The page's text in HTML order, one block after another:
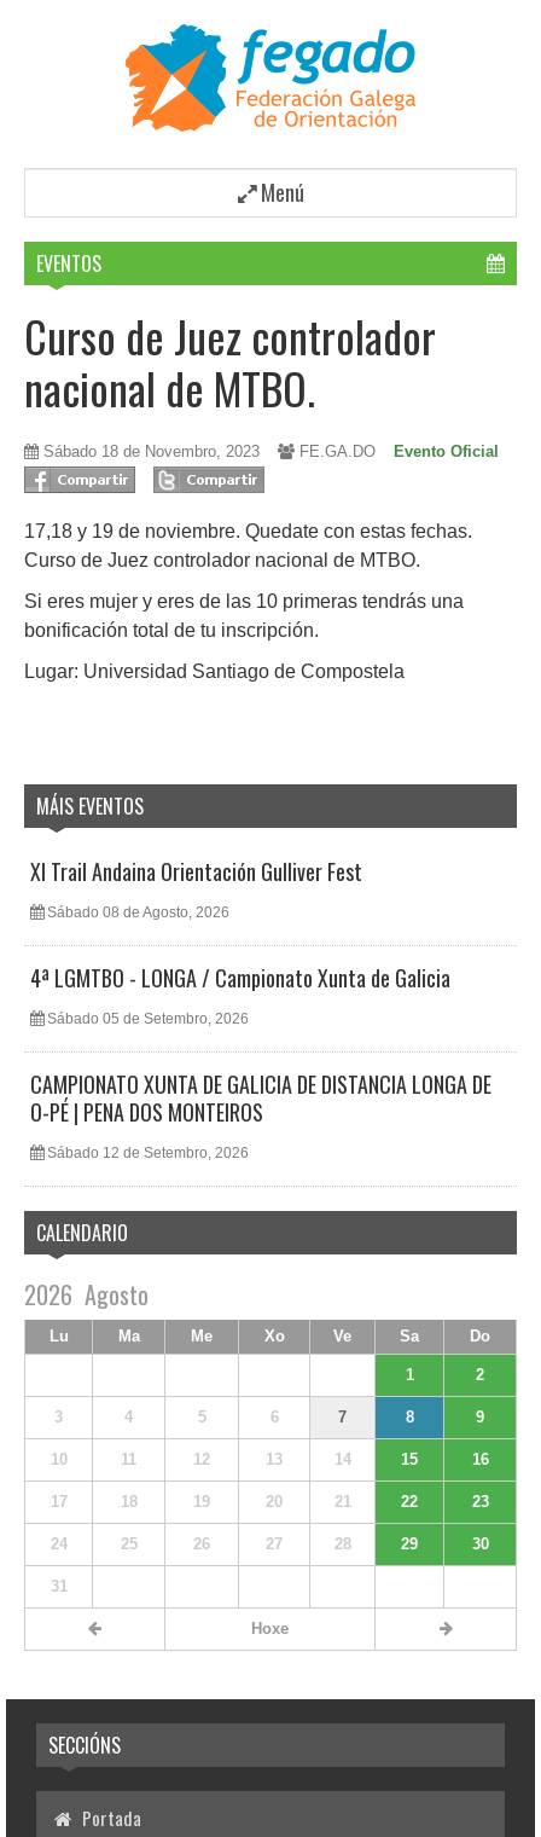
Menú
EVENTOS
Curso de Juez controlador
nacional de MTBO.
Sábado 18 de Novembro, 2023 FE.GA.DO Evento Oficial
17,18 y 19 de noviembre. Quedate con estas fechas.
Curso de Juez controlador nacional de MTBO.
Si eres mujer y eres de las 10 primeras tendrás una
bonificación total de tu inscripción.
Lugar: Universidad Santiago de Compostela
MÁIS EVENTOS
XI Trail Andaina Orientación Gulliver Fest
Sábado 08 de Agosto, 2026
4ª LGMTBO - LONGA / Campionato Xunta de Galicia
Sábado 05 de Setembro, 2026
CAMPIONATO XUNTA DE GALICIA DE DISTANCIA LONGA DE
O-PÉ | PENA DOS MONTEIROS
Sábado 12 de Setembro, 2026
CALENDARIO
2026 Agosto
Lu Ma Me Xo Ve Sa Do
1 2
3 4 5 6 7 8 9
10 11 12 13 14 15 16
17 18 19 20 21 22 23
24 25 26 27 28 29 30
31
Hoxe
SECCIÓNS
Portada